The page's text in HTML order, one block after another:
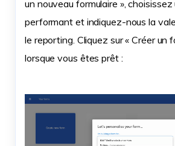
un nouveau formulaire »,
performant et indiquez-nous la
le reporting. Cliquez sur « Créer un
lorsque vous êtes prêt :